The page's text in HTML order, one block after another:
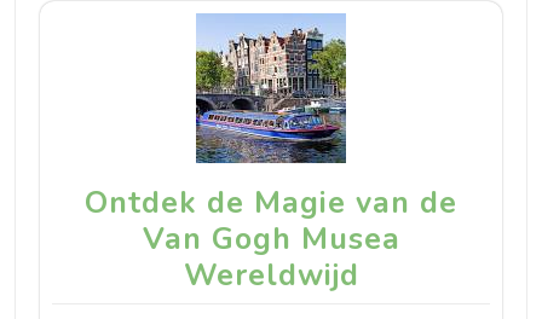
Ontdek de Magie van de
Van Gogh Musea
Wereldwijd